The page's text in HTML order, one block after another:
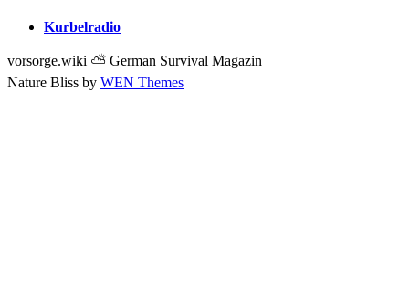
Kurbelradio
vorsorge.wiki ⛅ German Survival Magazin
Nature Bliss by WEN Themes